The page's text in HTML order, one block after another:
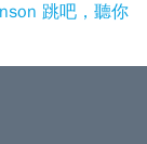
跳吧，聽你